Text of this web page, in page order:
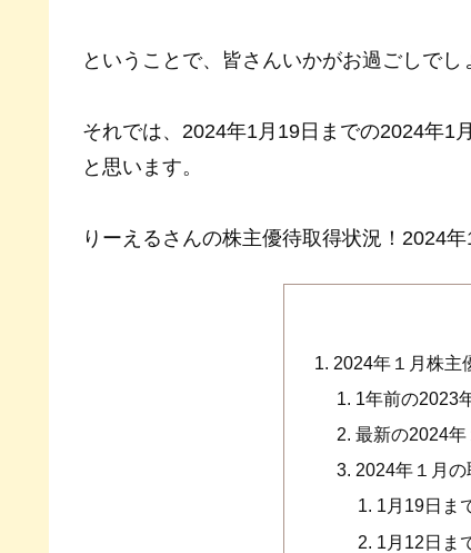
ということで、皆さんいかがお過ごしでし
それでは、2024年1月19日までの2024年1
と思います。
りーえるさんの株主優待取得状況！2024年
2024年１月株主
1年前の2023
最新の2024
2024年１月
1月19日ま
1月12日ま